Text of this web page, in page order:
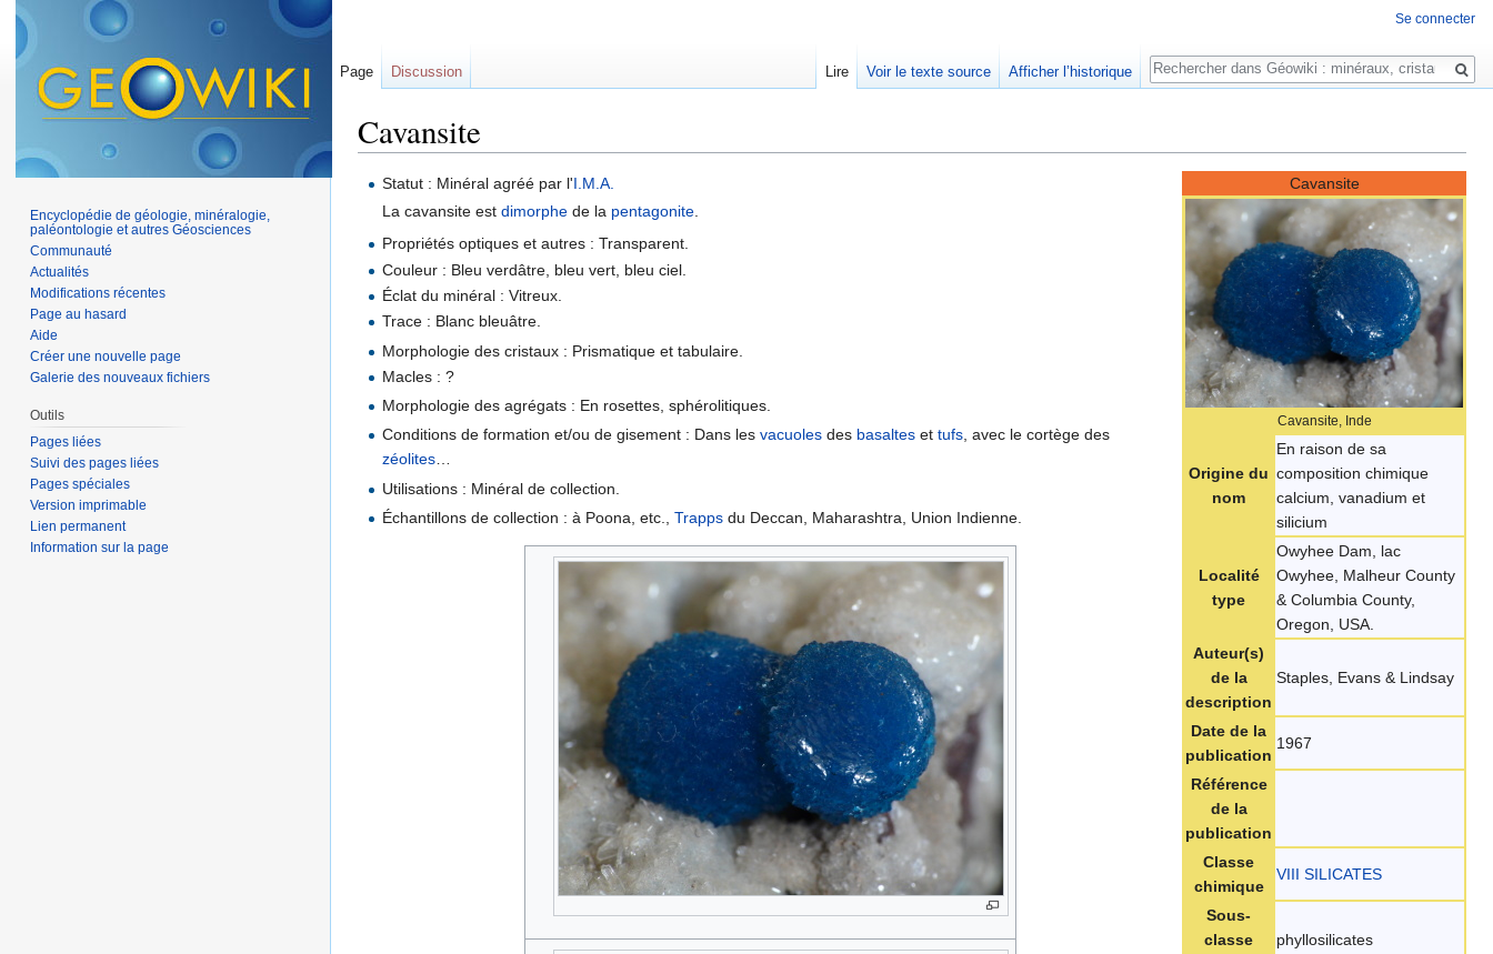
Cavansite
Cavansite
Cavansite, Inde
Origine du
nom
En raison de sa
composition chimique
calcium, vanadium et
silicium
Localité
type
Owyhee Dam, lac
Owyhee, Malheur County
& Columbia County,
Oregon, USA.
Auteur(s)
de la
description
Staples, Evans & Lindsay
Date de la
publication
1967
Référence
de la
publication
Classe
chimique
VIII SILICATES
Sous-
classe
phyllosilicates
Statut : Minéral agréé par l'I.M.A.
La cavansite estdimorphe de la pentagonite.
Propriétés optiques et autres : Transparent.
Couleur : Bleu verdâtre, bleu vert, bleu ciel.
Éclat du minéral : Vitreux.
Trace : Blanc bleuâtre.
Morphologie des cristaux : Prismatique et tabulaire.
Macles : ?
Morphologie des agrégats : En rosettes, sphérolitiques.
Conditions de formation et/ou de gisement : Dans lesvacuoles des basaltes ettufs, avec le cortège des
zéolites…
Utilisations : Minéral de collection.
Échantillons de collection : à Poona, etc.,Trapps du Deccan, Maharashtra, Union Indienne.
Se connecter
Page Discussion Lire Voir le texte source Afficher l’historique
Rechercher
Encyclopédie de géologie, minéralogie,
paléontologie et autres Géosciences
Communauté
Actualités
Modifications récentes
Page au hasard
Aide
Créer une nouvelle page
Galerie des nouveaux fichiers
Outils
Pages liées
Suivi des pages liées
Pages spéciales
Version imprimable
Lien permanent
Information sur la page